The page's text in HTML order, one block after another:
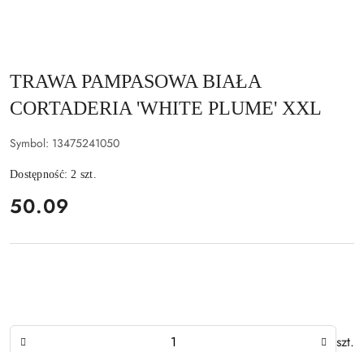
TRAWA PAMPASOWA BIAŁA
CORTADERIA 'WHITE PLUME' XXL
Symbol: 13475241050
Dostępność:2 szt.
cena:
50.09
szt.